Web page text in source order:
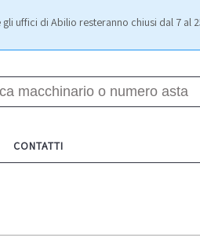
uffici di Abilio resteranno chiusi dal 7 al
CONTATTI